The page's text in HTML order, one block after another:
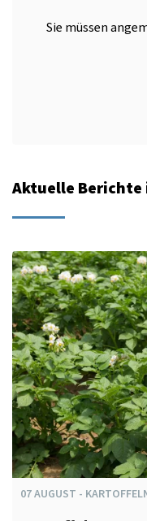
Sie müssen
Aktuelle Berichte
07AUGUST -